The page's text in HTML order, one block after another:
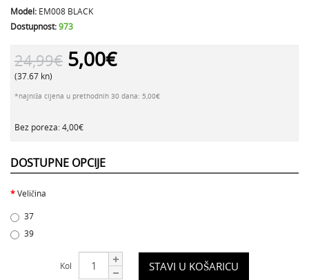
Model: EM008 BLACK
Dostupnost:973
24,99€ 5,00€
(37.67 kn)
*najniža cijena u prethodnih 30 dana: 5,00€
Bez poreza: 4,00€
DOSTUPNE OPCIJE
Veličina
37
39
Kol STAVI U KOŠARICU